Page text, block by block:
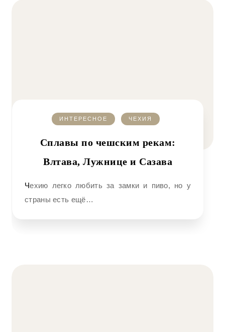
ИНТЕРЕСНОЕ ЧЕХИЯ
Сплавы по чешским рекам:
Влтава, Лужнице и Сазава
Чехию легко любить за замки и пиво, но у
страны есть ещё…